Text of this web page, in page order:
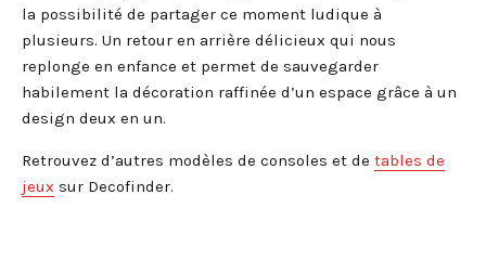
la possibilité de partager ce moment ludique à
plusieurs. Un retour en arrière délicieux qui nous
replonge en enfance et permet de sauvegarder
habilement la décoration raffinée d’un espace grâce à un
design deux en un.
Retrouvez d’autres modèles de consoles et de tables de
jeux sur Decofinder.